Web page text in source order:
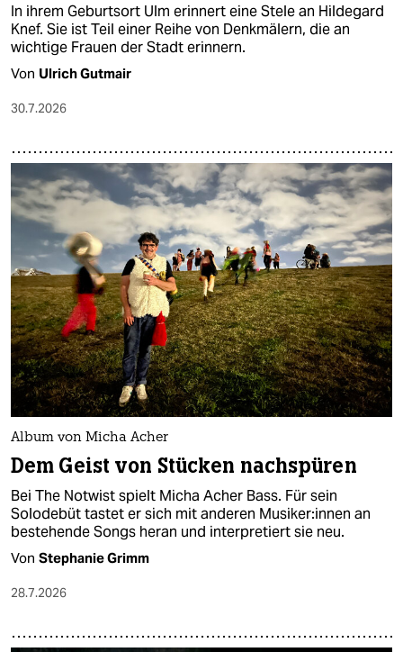
In ihrem Geburtsort Ulm erinnert eine Stele an Hildegard
Knef. Sie ist Teil einer Reihe von Denkmälern, die an
wichtige Frauen der Stadt erinnern.
Von Ulrich Gutmair
30.7.2026
Album von Micha Acher
Dem Geist von Stücken nachspüren
Bei The Notwist spielt Micha Acher Bass. Für sein
Solodebüt tastet er sich mit anderen Mu­si­ke­r:in­nen an
bestehende Songs heran und interpretiert sie neu.
Von Stephanie Grimm
28.7.2026